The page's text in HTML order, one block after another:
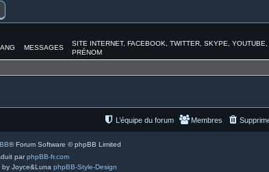
MESSAGES
SITE INTERNET, FACEBOOK, TWITTER, SKYPE, YOUTUBE,
PRÉNOM
Membres
L’équipe du forum
® Forum Software © phpBB Limited
parphpBB-fr.com
by Joyce&Luna phpBB-Style-Design